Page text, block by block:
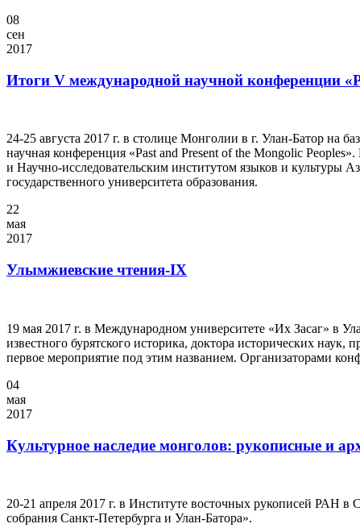
08
сен
2017
Итоги V международной научной конференции
24-25 августа 2017 г. в столице Монголии в г. Улан-Батор на
научная конференция «Past and Present of the Mongolic
и Научно-исследовательским институтом языков и
государственного университета образования.
22
мая
2017
Улымжиевские чтения-IX
19 мая 2017 г. в Международном университете «Их Засаг» в
известного бурятского историка, доктора исторических
первое мероприятие под этим названием. Организаторами
04
мая
2017
Культурное наследие монголов: рукописные и
20-21 апреля 2017 г. в Институте восточных рукописей РАН
собрания Санкт-Петербурга и Улан-Батора».